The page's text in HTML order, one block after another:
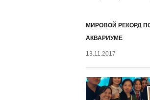
МИРОВОЙ РЕКОРД
АКВАРИУМЕ
13.11.2017